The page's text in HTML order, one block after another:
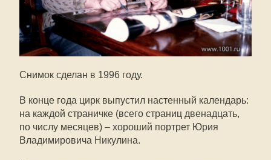
Снимок сделан в 1996 году.
В конце года цирк выпустил настенный календарь:
на каждой страничке (всего страниц двенадцать,
по числу месяцев) – хороший портрет Юрия
Владимировича Никулина.